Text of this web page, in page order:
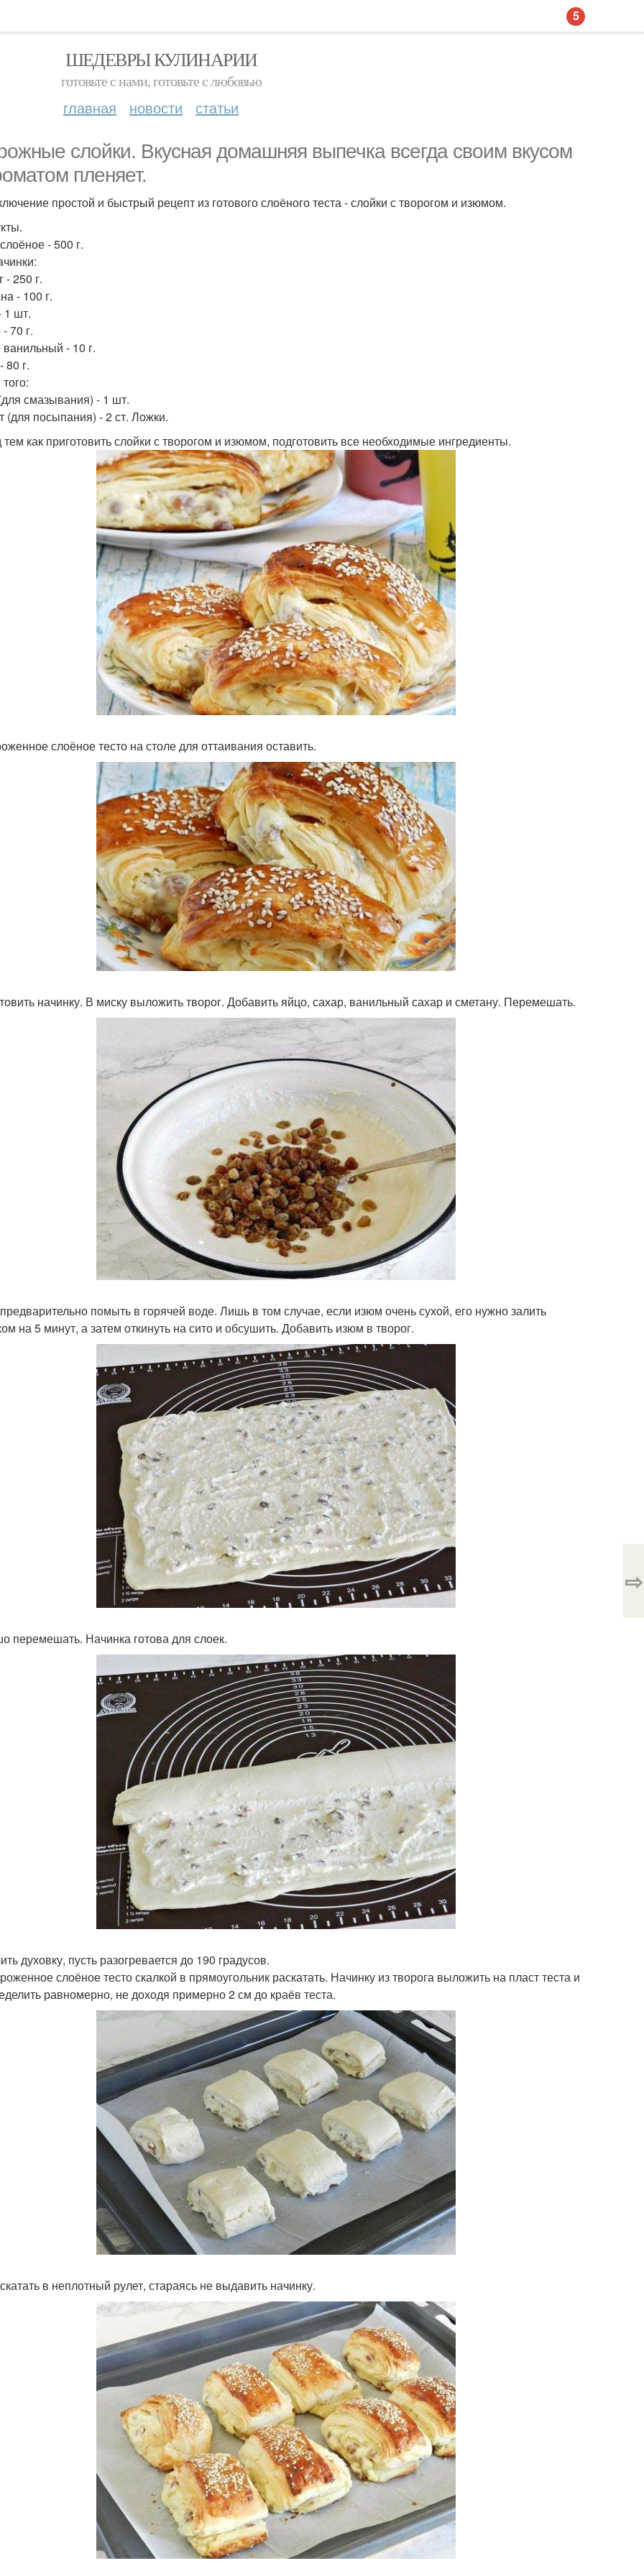
ШЕДЕВРЫ КУЛИНАРИИ
готовьте с нами, готовьте с любовью
главная новости статьи
слойки. Вкусная домашняя выпечка всегда своим вкусом
пленяет.
простой и быстрый рецепт из готового слоёного теста - слойки с творогом и изюмом.
- 500 г.
- 250 г.
- 100 г.
1 шт.
70 г.
- 10 г.
80 г.
смазывания) - 1 шт.
(для посыпания) - 2 ст. Ложки.
как приготовить слойки с творогом и изюмом, подготовить все необходимые ингредиенты.
слоёное тесто на столе для оттаивания оставить.
начинку. В миску выложить творог. Добавить яйцо, сахар, ванильный сахар и сметану. Перемешать.
помыть в горячей воде. Лишь в том случае, если изюм очень сухой, его нужно залить
на 5 минут, а затем откинуть на сито и обсушить. Добавить изюм в творог.
перемешать. Начинка готова для слоек.
духовку, пусть разогревается до 190 градусов.
слоёное тесто скалкой в прямоугольник раскатать. Начинку из творога выложить на пласт теста и
равномерно, не доходя примерно 2 см до краёв теста.
в неплотный рулет, стараясь не выдавить начинку.
⇨
5